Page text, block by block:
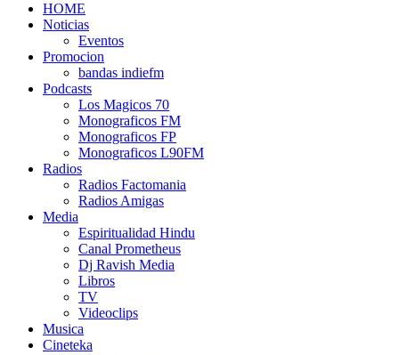
HOME
Noticias
Eventos
Promocion
bandas indiefm
Podcasts
Los Magicos 70
Monograficos FM
Monograficos FP
Monograficos L90FM
Radios
Radios Factomania
Radios Amigas
Media
Espiritualidad Hindu
Canal Prometheus
Dj Ravish Media
Libros
TV
Videoclips
Musica
Cineteka